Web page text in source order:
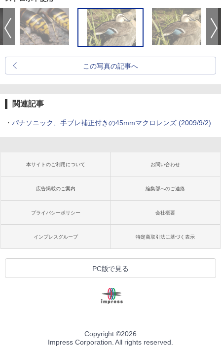
この写真の記事へ
関連記事
・ パナソニック、手ブレ補正付きの45mmマクロレンズ (2009/9/2)
本サイトのご利用について お問い合わせ
広告掲載のご案内 編集部へのご連絡
プライバシーポリシー 会社概要
インプレスグループ 特定商取引法に基づく表示
PC版で見る
Copyright ©2026
Impress Corporation. All rights reserved.